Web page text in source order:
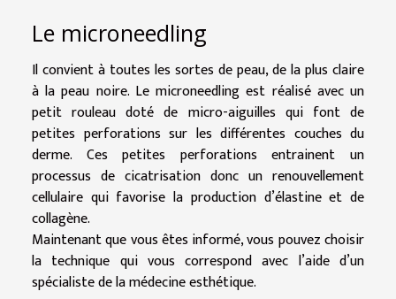
Le microneedling
Il convient à toutes les sortes de peau, de la plus claire
à la peau noire. Le microneedling est réalisé avec un
petit rouleau doté de micro-aiguilles qui font de
petites perforations sur les différentes couches du
derme. Ces petites perforations entrainent un
processus de cicatrisation donc un renouvellement
cellulaire qui favorise la production d’élastine et de
collagène.
Maintenant que vous êtes informé, vous pouvez choisir
la technique qui vous correspond avec l’aide d’un
spécialiste de la médecine esthétique.